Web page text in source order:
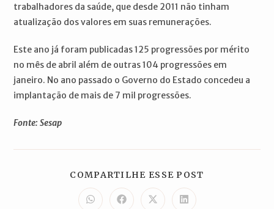
trabalhadores da saúde, que desde 2011 não tinham
atualização dos valores em suas remunerações.
Este ano já foram publicadas 125 progressões por mérito
no mês de abril além de outras 104 progressões em
janeiro. No ano passado o Governo do Estado concedeu a
implantação de mais de 7 mil progressões.
Fonte: Sesap
COMPARTILHE ESSE POST
Abre Abre Abre Abre